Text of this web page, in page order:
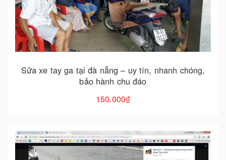
Sửa xe tay ga tại đà nẵng – uy tín, nhanh chóng,
bảo hành chu đáo
150.000₫
Cho vào giỏ hàng